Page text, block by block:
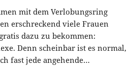
mit dem Verlobungsring
erschreckend viele Frauen
dazu zu bekommen:
Denn scheinbar ist es normal,
fast jede angehende…